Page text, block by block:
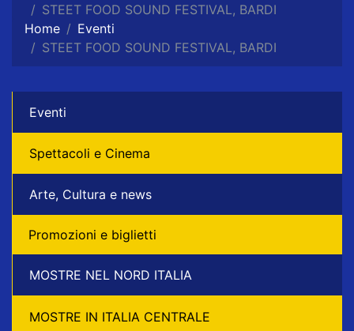
STEET FOOD SOUND FESTIVAL, BARDI
Home
Eventi
STEET FOOD SOUND FESTIVAL, BARDI
Eventi
Spettacoli e Cinema
Arte, Cultura e news
Promozioni e biglietti
MOSTRE NEL NORD ITALIA
MOSTRE IN ITALIA CENTRALE